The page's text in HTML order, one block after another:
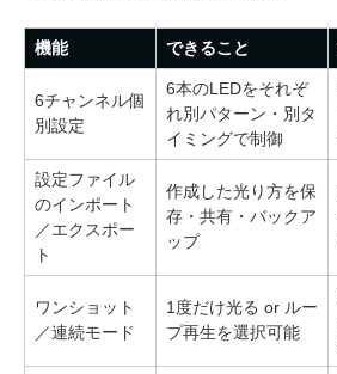
機能 できること
6チャンネル個
別設定
6本のLEDをそれぞ
れ別パターン・別タ
イミングで制御
設定ファイル
のインポート
／エクスポー
ト
作成した光り方を保
存・共有・バックア
ップ
ワンショット
／連続モード
1度だけ光る or ルー
プ再生を選択可能